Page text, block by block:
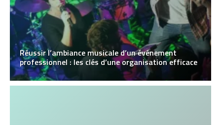
Réussir l’ambiance musicale d’un événement
professionnel : les clés d’une organisation efficace